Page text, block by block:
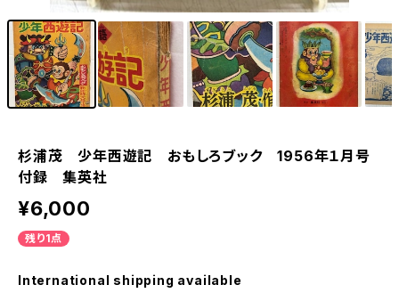
杉浦茂 少年西遊記 おもしろブック 1956年１月号
付録 集英社
¥6,000
残り1点
International shipping available